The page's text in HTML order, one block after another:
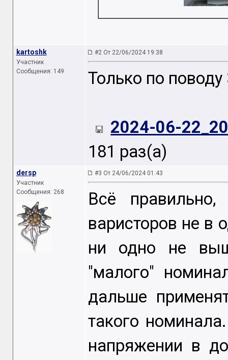
kartoshk
Участник
Сообщения: 149
#2 От 22/06/2024 19:38
Только по поводу
2024-06-
181 раз(а)
dersp
Участник
Сообщения: 268
#3 От 24/06/2024 01:43
Всё
варисторов не в
ни одно не
"малого"
дальше
такого
напряжении в